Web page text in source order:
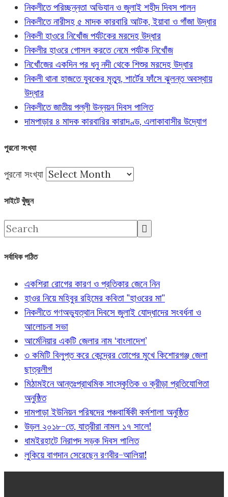
নিকলীতে পরিচ্ছন্নতা অভিযান ও জুলাই শহীদ দিবস পালন
নিকলীতে নারীসহ ৫ মাদক কারবারি আটক, ইয়াবা ও গাঁজা উদ্ধার
নিকলী হাওরে নিখোঁজ পর্যটকের মরদেহ উদ্ধার
নিকলীর হাওরে গোসল করতে নেমে পর্যটক নিখোঁজ
নিখোঁজের একদিন পর ধনু নদী থেকে শিশুর মরদেহ উদ্ধার
নিকলী থানা হাজতে যুবকের মৃত্যু, শার্টের ফাঁসে ঝুলন্ত অবস্থায়
উদ্ধার
নিকলীতে জাতীয় পল্লী উন্নয়ন দিবস পালিত
দামপাড়ার ৪ মাদক কারবারির কারাদণ্ড, এলাকাবাসীর উদ্যোগ
পুরনো সংখ্যা
পুরনো সংখ্যা
সাইটে খুঁজুন
সর্বাধিক পঠিত
একশিরা রোগের কারণ ও প্রতিকার জেনে নিন
হাওর নিয়ে মহিবুর রহিমের কবিতা "হাওরের মা"
নিকলীতে গণঅভ্যুত্থান দিবসে জুলাই যোদ্ধাদের সংবর্ধনা ও
আলোচনা সভা
আর্মেনিয়ার একটি জেলার নাম ‘বাংলাদেশ’
৩ কমিটি বিলুপ্ত করে কেন্দ্রের তোপের মুখে কিশোরগঞ্জ জেলা
ছাত্রলীগ
মিঠামইনে আন্তঃপ্রাথমিক সাংস্কৃতিক ও ক্রীড়া প্রতিযোগিতা
অনুষ্ঠিত
দামপাড়া ইউনিয়ন পরিষদের পঞ্চবার্ষিকী কর্মশালা অনুষ্ঠিত
উড়ল ২০১৮-তে, যাত্রীরা নামল ১৭ সালে!
ধামইরহাটে নিরাপদ সড়ক দিবস পালিত
লুকিয়ে বাগদান সেরেছেন রণবীর-আলিয়া!